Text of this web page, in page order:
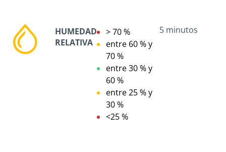
HUMEDAD
RELATIVA
> 70 %
entre 60 % y
70 %
entre 30 % y
60 %
entre 25 % y
30 %
<25 %
5 minutos